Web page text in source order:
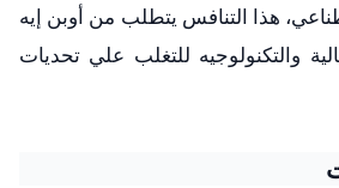
هذا التنافس يتطلب من أوبن إيه
والتكنولوجيه للتغلب علي تحديات